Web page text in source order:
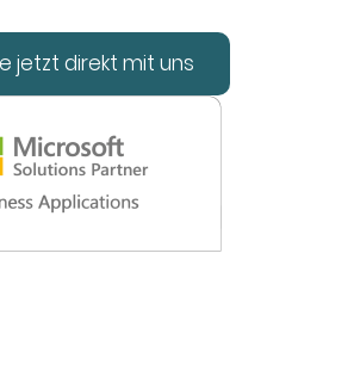
jetzt direkt mit uns